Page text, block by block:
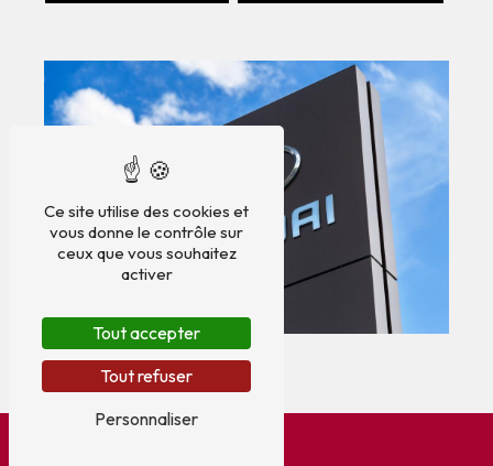
Ce site utilise des cookies et
vous donne le contrôle sur
ceux que vous souhaitez
activer
Tout accepter
Tout refuser
Personnaliser